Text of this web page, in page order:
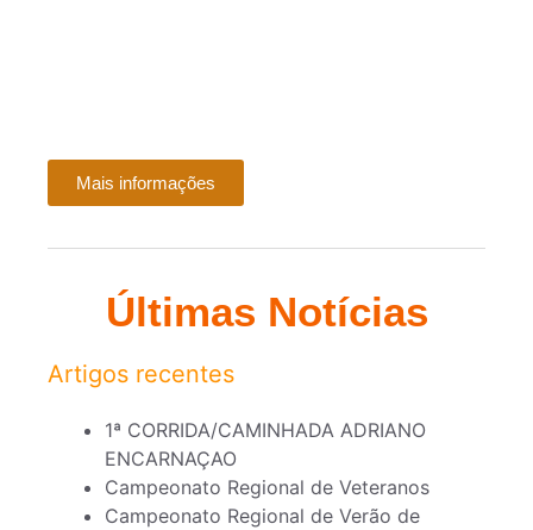
Mais informações
Últimas Notícias
Artigos recentes
1ª CORRIDA/CAMINHADA ADRIANO
ENCARNAÇAO
Campeonato Regional de Veteranos
Campeonato Regional de Verão de